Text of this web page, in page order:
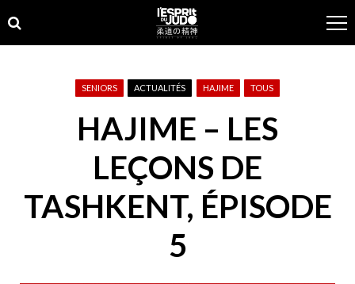
to
navigation
to
content
SENIORS ACTUALITÉS HAJIME TOUS
HAJIME – LES
LEÇONS DE
TASHKENT, ÉPISODE
5